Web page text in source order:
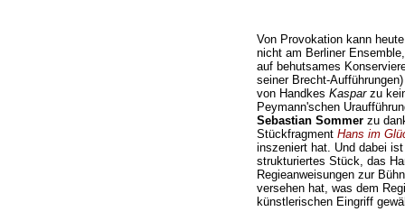
Von Provokation kann
nicht am Berliner
auf behutsames
seiner Brecht-
von Handkes Kasparzu
Peymann'schen
Sebastian Sommerzu
Stückfragment Hans im
inszeniert hat. Und dabei
strukturiertes Stück, das
Regieanweisungen zur
versehen hat, was dem
künstlerischen Eingriff